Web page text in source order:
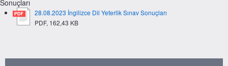
Sonuçları
28.08.2023 İngilizce Dil Yeterlik Sınav Sonuçları
PDF, 162,43 KB